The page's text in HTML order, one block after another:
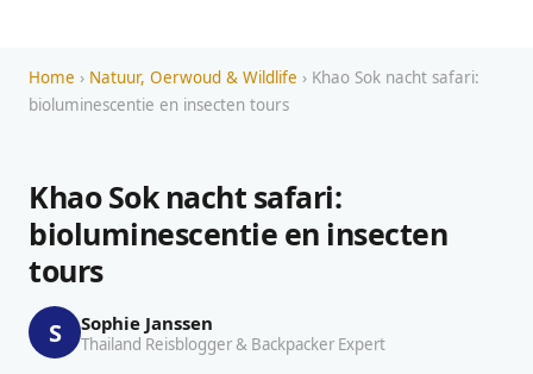
Home › Natuur, Oerwoud & Wildlife › Khao Sok nacht safari:
bioluminescentie en insecten tours
Khao Sok nacht safari:
bioluminescentie en insecten
tours
S Sophie Janssen
Thailand Reisblogger & Backpacker Expert